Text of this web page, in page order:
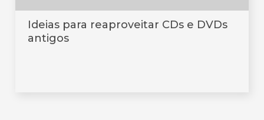
Ideias para reaproveitar CDs e DVDs
antigos